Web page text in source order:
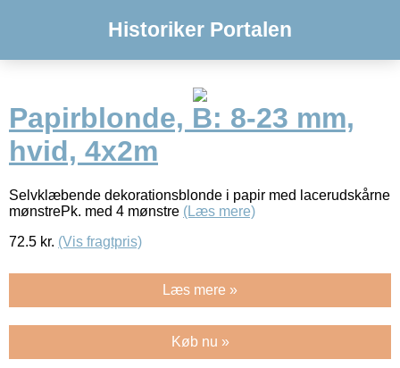
Historiker Portalen
Papirblonde, B: 8-23 mm,
hvid, 4x2m
Selvklæbende dekorationsblonde i papir med lacerudskårne
mønstrePk. med 4 mønstre (Læs mere)
72.5 kr. (Vis fragtpris)
Læs mere »
Køb nu »